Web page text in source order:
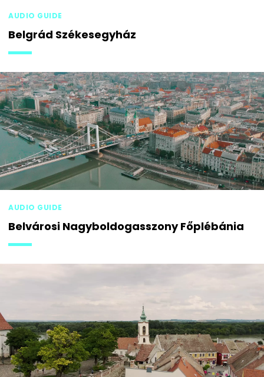
AUDIO GUIDE
Belgrád Székesegyház
AUDIO GUIDE
Belvárosi Nagyboldogasszony Főplébánia